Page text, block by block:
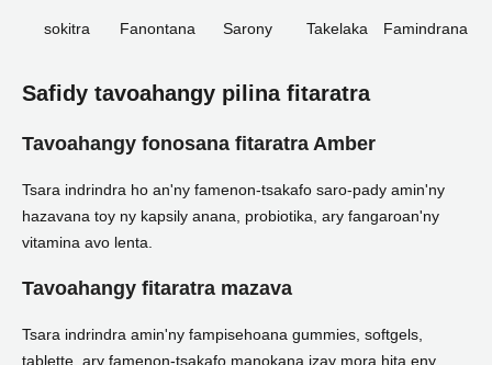
sokitra
Fanontana
lamba landy
Sarony
Takelaka
Famindrana
Safidy tavoahangy pilina fitaratra
Tavoahangy fonosana fitaratra Amber
Tsara indrindra ho an'ny famenon-tsakafo saro-pady amin'ny
hazavana toy ny kapsily anana, probiotika, ary fangaroan'ny
vitamina avo lenta.
Tavoahangy fitaratra mazava
Tsara indrindra amin'ny fampisehoana gummies, softgels,
tablette, ary famenon-tsakafo manokana izay mora hita eny